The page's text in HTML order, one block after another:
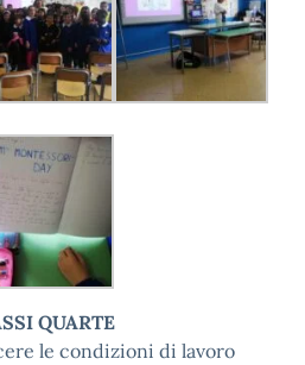
QUARTE
le condizioni di lavoro